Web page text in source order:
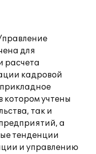
для
расчета
кадровой
котором учтены
так и
а
тенденции
и управлению